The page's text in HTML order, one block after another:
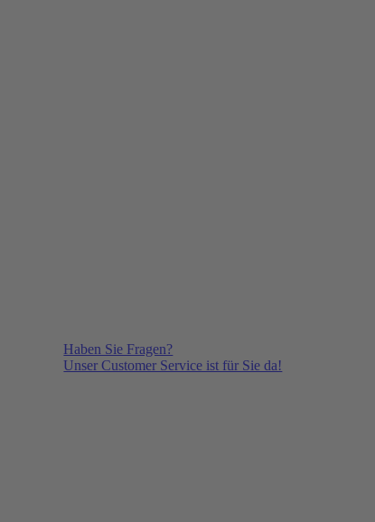
Haben Sie Fragen?
Unser Customer Service ist für Sie da!